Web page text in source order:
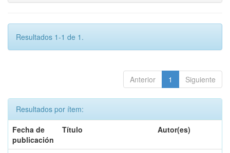
Resultados 1-1 de 1.
Anterior 1 Siguiente
Resultados por ítem:
Fecha de
publicación
Título Autor(es)